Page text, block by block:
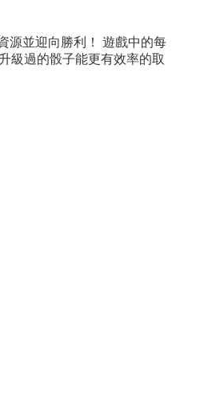
源並迎向勝利！ 遊戲中的每
級過的骰子能更有效率的取